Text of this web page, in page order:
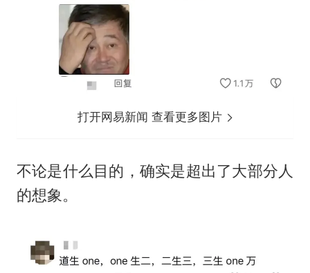
打开网易新闻 查看更多图片
不论是什么目的，确实是超出了大部分人
的想象。